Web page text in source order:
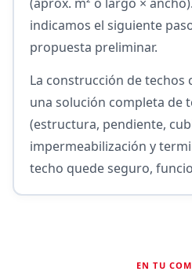
indicamos el siguiente
propuesta preliminar.
La construcción de techos
una solución completa de
(estructura, pendiente,
impermeabilización y
techo quede seguro,
EN TU